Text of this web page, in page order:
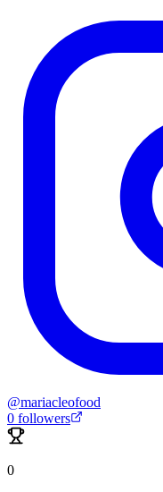
@mariacleofood
0 followers
0